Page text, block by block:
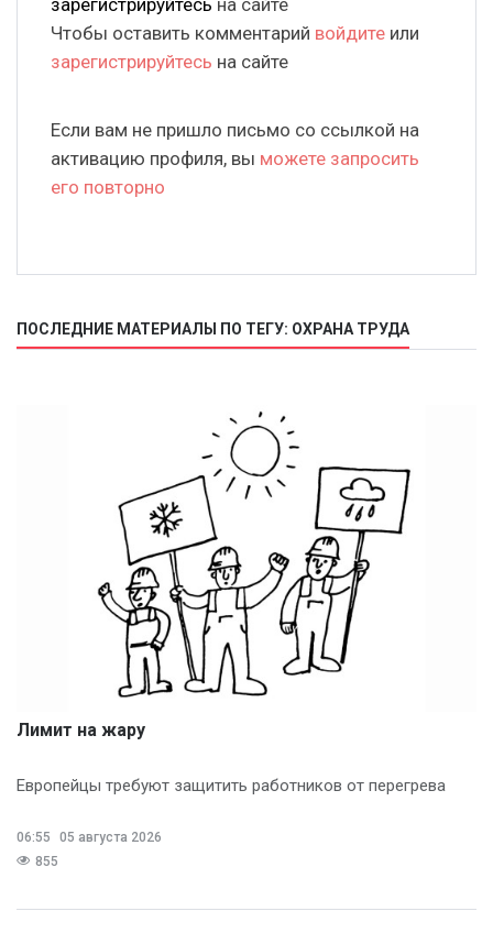
зарегистрируйтесь на сайте
Чтобы оставить комментарий войдите или
зарегистрируйтесь на сайте
Если вам не пришло письмо со ссылкой на
активацию профиля, вы можете запросить
его повторно
ПОСЛЕДНИЕ МАТЕРИАЛЫ ПО ТЕГУ: ОХРАНА ТРУДА
Лимит на жару
Европейцы требуют защитить работников от перегрева
06:55
05 августа 2026
855